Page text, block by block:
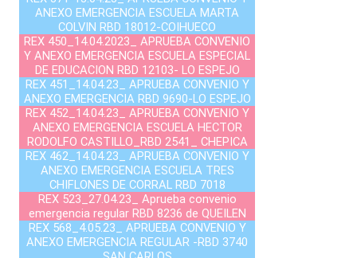
ANEXO EMERGENCIA ESCUELA MARTA
COLVIN RBD 18012-COIHUECO
REX 450_14.04.2023_ APRUEBA CONVENIO
Y ANEXO EMERGENCIA ESCUELA ESPECIAL
DE EDUCACION RBD 12103- LO ESPEJO
REX 451_14.04.23_ APRUEBA CONVENIO Y
ANEXO EMERGENCIA RBD 9690-LO ESPEJO
REX 452_14.04.23_ APRUEBA CONVENIO Y
ANEXO EMERGENCIA ESCUELA HECTOR
RODOLFO CASTILLO_RBD 2541_ CHEPICA
REX 462_14.04.23_ APRUEBA CONVENIO Y
ANEXO EMERGENCIA ESCUELA TRES
CHIFLONES DE CORRAL RBD 7018
REX 523_27.04.23_ Aprueba convenio
emergencia regular RBD 8236 de QUEILEN
REX 568_4.05.23_ APRUEBA CONVENIO Y
ANEXO EMERGENCIA REGULAR -RBD 3740